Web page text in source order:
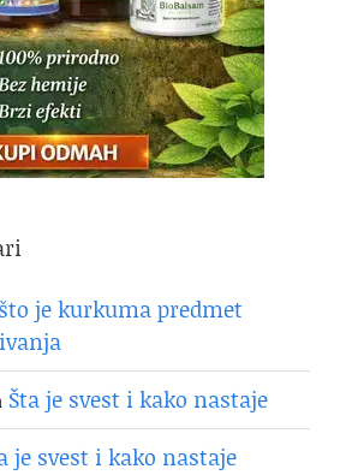
je kurkuma predmet
Šta je svest i kako nastaje
je svest i kako nastaje